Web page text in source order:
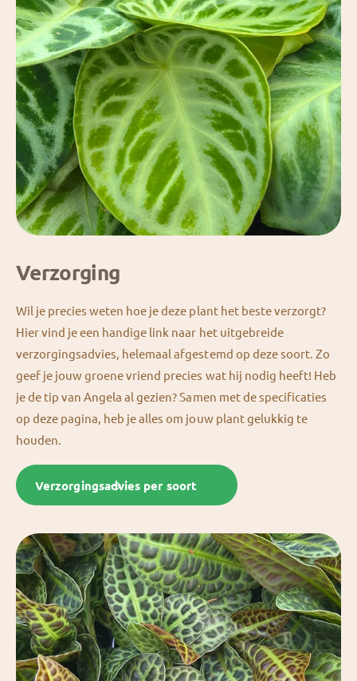
Verzorging
Wil je precies weten hoe je deze plant het beste verzorgt?
Hier vind je een handige link naar het uitgebreide
verzorgingsadvies, helemaal afgestemd op deze soort. Zo
geef je jouw groene vriend precies wat hij nodig heeft! Heb
je de tip van Angela al gezien? Samen met de specificaties
op deze pagina, heb je alles om jouw plant gelukkig te
houden.
Verzorgingsadvies per soort